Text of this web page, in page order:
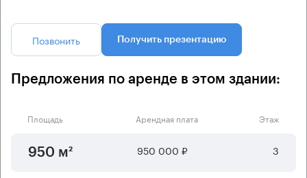
Позвонить Получить презентацию
Предложения по аренде в этом здании:
Площадь Арендная плата Этаж
950 м² 950 000 ₽ 3